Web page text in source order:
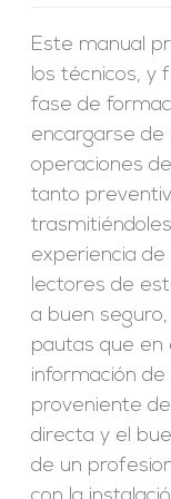
Este manual
los técnicos, y
fase de
encargarse de
operaciones
tanto
experiencia de
lectores de
a buen
pautas que en
información
proveniente
directa y el
de un